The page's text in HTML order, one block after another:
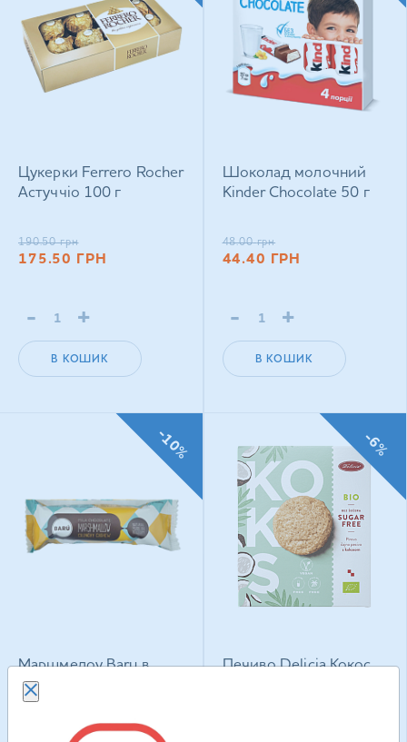
Цукерки Ferrero Rocher
Астуччіо 100 г
190.50 грн
175.50 ГРН
- +
В КОШИК
Шоколад молочний
Kinder Chocolate 50 г
48.00 грн
44.40 ГРН
- +
В КОШИК
Маршмелоу Baru в
молочному шоколаді
Кранчі Фундук 30 г
грн
-10%
Печиво Delicia Кокос
-6%